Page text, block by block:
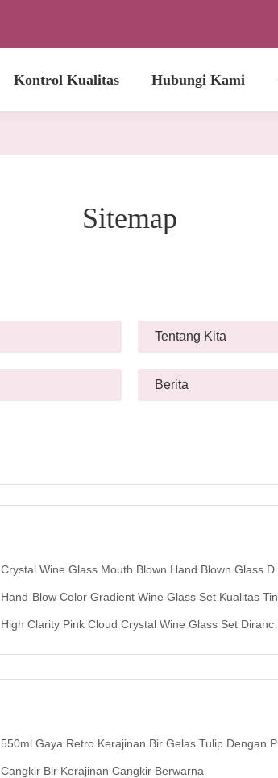
Kontrol Kualitas Hubungi Kami
Sitemap
Tentang Kita
Berita
Crystal Wine Glass Mouth Blown Hand Blown Glass Dengan Color Gradient Dan Multiple Size Options Ideal Untuk Pesta Dan Hadiah
Hand-Blow Color Gradient Wine Glass Set Kualitas Tinggi Kristal Wine Glass Untuk Hadiah Untuk Weeding
High Clarity Pink Cloud Crystal Wine Glass Set Dirancang Untuk Di Restoran Bar Dan Acara Mencicipi Anggur Menawarkan Presentasi Yang Unggul
550ml Gaya Retro Kerajinan Bir Gelas Tulip Dengan Pegangan Bawah
Cangkir Bir Kerajinan Cangkir Berwarna